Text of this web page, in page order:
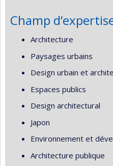
Champ
Architecture
Paysages urbains
Design urbain et
Espaces publics
Design architectural
Japon
Environnement et
Architecture publique